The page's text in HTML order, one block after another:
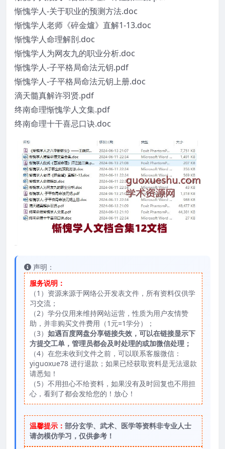
惭愧学人-关于职业的预测方法.doc
惭愧学人老师《碎金爐》直解1-13.doc
惭愧学人命理解剖.doc
惭愧学人为网友九的职业分析.doc
惭愧学人-子平格局命法元钥.pdf
惭愧学人-子平格局命法元钥上册.doc
滴天髓真解许羽贤.pdf
终南命理惭愧学人文集.pdf
终南命理十干喜忌口诀.doc
声明：
服务说明：
（1）资源来源于网络公开发表文件，所有资料仅供学
习交流；
（2）学分仅用来维持网站运营，性质为用户友情赞
助，并非购买文件费用（1元=1学分）；
（3） 如遇百度网盘分享链接失效，可以在链接显示下
方提交工单，管理员都会及时处理的或加微信处理；
（4）在您未收到文件之前，可以联系客服微信：
yiguoxue78 进行退款；如果已经获取资料是无法退款
请悉知！
（5）不用担心不给资料，如果没有及时回复也不用担
心，看到了都会发给您的！放心！
温馨提示： 部分玄学、武术、医学等资料非专业人士
请勿模仿学习，仅供参考！